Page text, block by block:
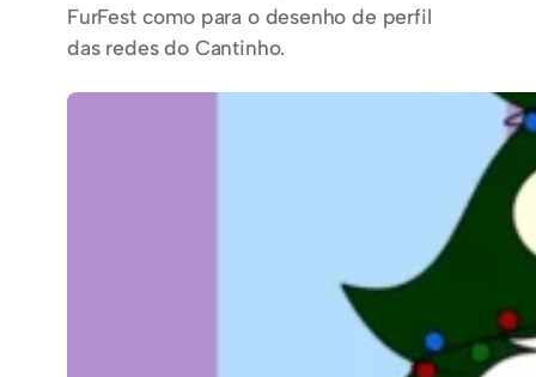
FurFest como para o desenho de perfil
das redes do Cantinho.